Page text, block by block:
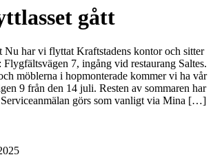
gått
Nu har vi flyttat Kraftstadens kontor och sitter
7, ingång vid restaurang Saltes.
möblerna i hopmonterade kommer vi ha vår
9 från den 14 juli. Resten av sommaren har
görs som vanligt via Mina […]